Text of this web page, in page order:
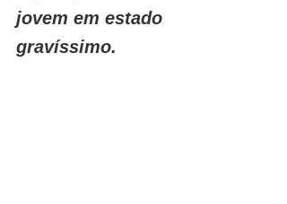
jovem em estado
gravíssimo.